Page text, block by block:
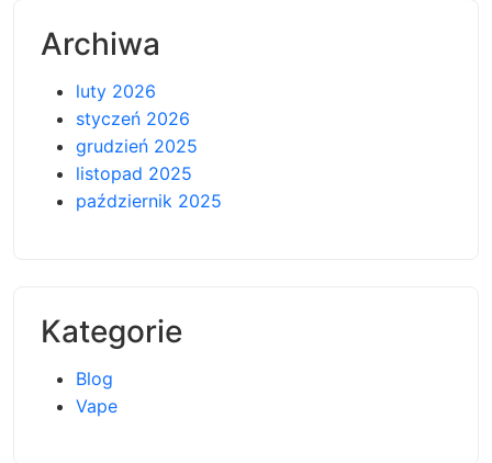
Archiwa
luty 2026
styczeń 2026
grudzień 2025
listopad 2025
październik 2025
Kategorie
Blog
Vape